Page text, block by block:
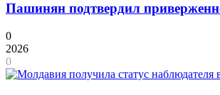
Пашинян подтвердил
0
2026
0